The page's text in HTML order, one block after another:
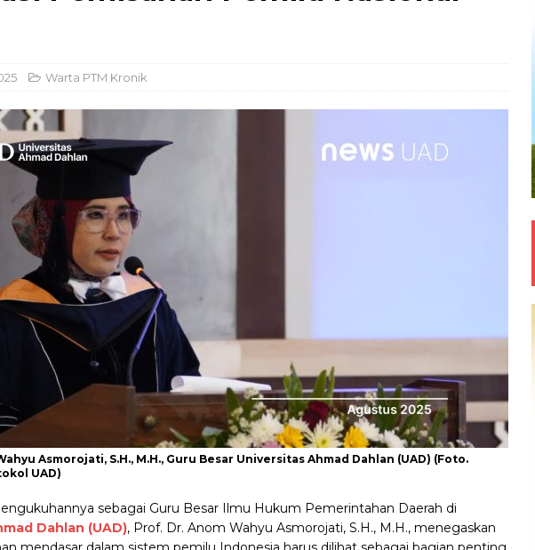
Warta PTM Kronik
Asmorojati, S.H., M.H., Guru Besar Universitas Ahmad Dahlan (UAD) (Foto.
UAD)
sebagai Guru Besar Ilmu Hukum Pemerintahan Daerah di
Dahlan (UAD), Prof. Dr. Anom Wahyu Asmorojati, S.H., M.H., menegaskan